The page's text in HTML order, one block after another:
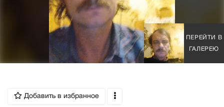
ПЕРЕЙТИ В
ГАЛЕРЕЮ
Добавить в избранное